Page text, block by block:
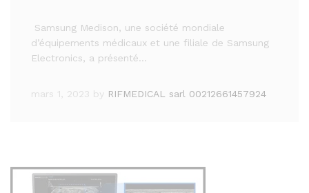
Samsung Medison, une société mondiale
d’équipements médicaux et une filiale de Samsung
Electronics, a présenté…
mars 1, 2023 by RIFMEDICAL sarl 00212661457924